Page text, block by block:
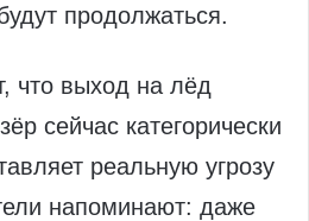
продолжаться.
что выход на лёд
сейчас категорически
реальную угрозу
напоминают: даже